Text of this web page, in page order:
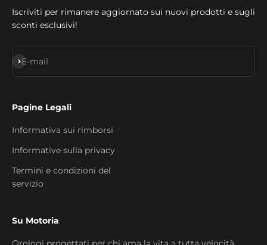
Iscriviti per rimanere aggiornato sui nuovi prodotti e sugli
sconti esclusivi!
E-mail
Iscriviti alla newsletter
Pagine Legali
Informativa sui rimborsi
Informative sulla privacy
Termini e condizioni del
servizio
Su Motoria